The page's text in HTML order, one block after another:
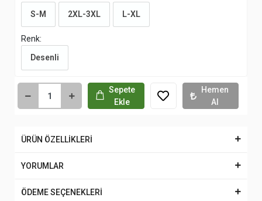
S-M
2XL-3XL L-XL
Renk:
Desenli
Sepete
Ekle
Hemen
Al
ÜRÜN ÖZELLİKLERİ
YORUMLAR
ÖDEME SEÇENEKLERİ